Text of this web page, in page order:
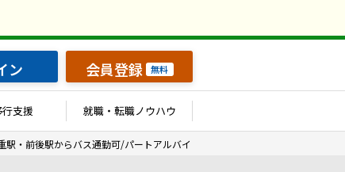
ン 会員登録 無料
支援 就職・転職ノウハウ
重駅・前後駅からバス通勤可/パートアルバイトでの募集】清掃業務や農園作業